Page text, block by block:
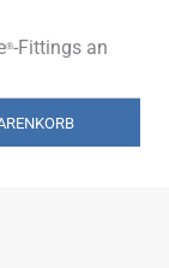
®-Fittings an